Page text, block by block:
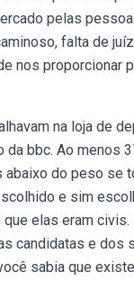
pelas
falta de
nos
na loja de
bbc. Ao menos
do peso se
e sim
elas eram
candidatas e dos
sabia que